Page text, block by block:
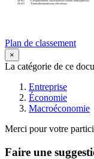
Plan de classement
×
La catégorie de ce
Entreprise
Économie
Macroéconomie
Merci pour votre
Faire une